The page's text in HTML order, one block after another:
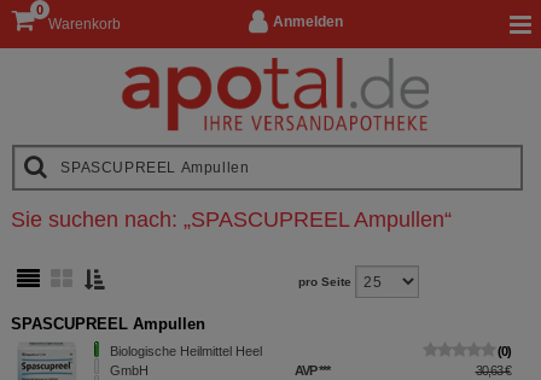
Anmelden
Warenkorb
0
Sie suchen nach: „SPASCUPREEL Ampullen“
pro Seite
SPASCUPREEL Ampullen
Biologische Heilmittel Heel
GmbH
0
AVP*** 30,63 €